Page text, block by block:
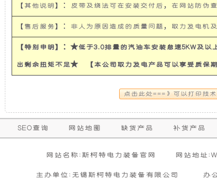
的
超
音
发
电
机
音
【其他说明】：皮带及绕法可在安装交付后，在网站防
【售后服务】：非人为原因造成的质量问题，取力发电机
【特别申明】：★低于3.0排量的汽油车安装怠速5KW及
出剩余扭矩不足★ 【本公司取力发电产品可以享受质保
购买本公司产品达到规定金额可获增三滤
活动时间 : 从2026年01月01日 0点0分 2026年12月
零担运输（运费到付）
所需时间 : 3-4 天 [ 国内 ]
修
SEO查询 网站地图 缺货产品 补货产品
网站名称:斯柯特电力装备官网 网站地址
主办单位:无锡斯柯特电力装备有限公司 办